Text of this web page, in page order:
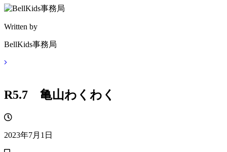
Written by
BellKids事務局
R5.7 亀山わくわく
2023年7月1日